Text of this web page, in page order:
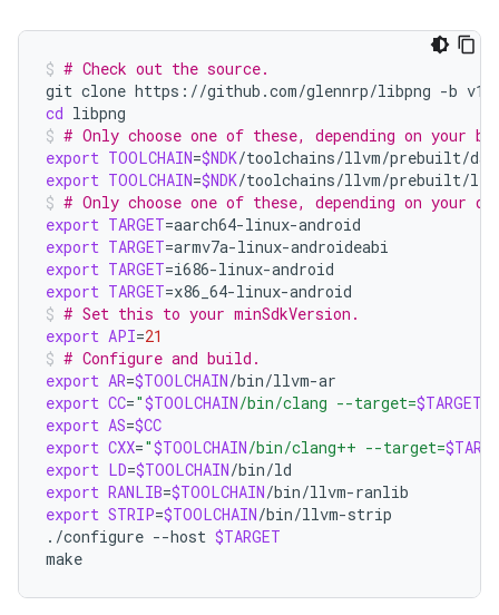
# Check out the source.
git clone https://github.com/glennrp/libpng -b
cd libpng
# Only choose one of these, depending on your
export TOOLCHAIN=$NDK
export TOOLCHAIN=$NDK/toolchains/llvm/prebuilt/
# Only choose one of these, depending on your
export TARGET=
export TARGET=
export TARGET=
export TARGET=x86_64-linux-android
# Set this to your minSdkVersion.
export API=21
# Configure and build.
export AR=$TOOLCHAIN
export CC="$TOOLCHAIN/bin/clang --target=
export AS=$CC
export CXX="$TOOLCHAIN/bin/clang++ --target=
export LD=$TOOLCHAIN
export RANLIB=$TOOLCHAIN
export STRIP=$TOOLCHAIN/bin/llvm-strip
./configure --host $TARGET
make